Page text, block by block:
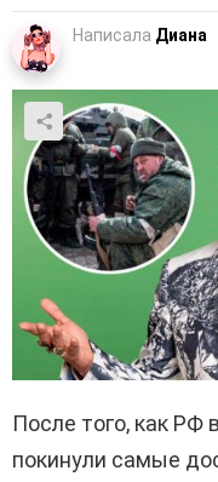
Написала Диана
После того, как РФ
покинули самые